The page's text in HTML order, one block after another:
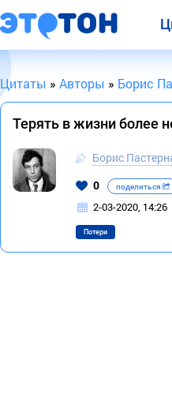
Цитаты » Авторы » Борис
Терять в жизни более
Борис
0 поделиться
2-03-2020, 14:26
Потери